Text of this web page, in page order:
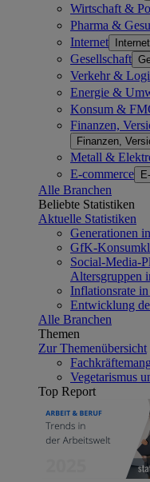
Wirtschaft &
Pharma &
Internet Internet
Gesellschaft
Verkehr &
Energie &
Konsum &
Finanzen,
Finanzen,
Metall &
E-commerce
Alle Branchen
Beliebte Statistiken
Aktuelle Statistiken
Generationen
GfK-
Social-Media-
Altersgruppen
Inflationsrate
Entwicklung
Alle Branchen
Themen
Zur Themenübersicht
Vegetarismus
Top Report